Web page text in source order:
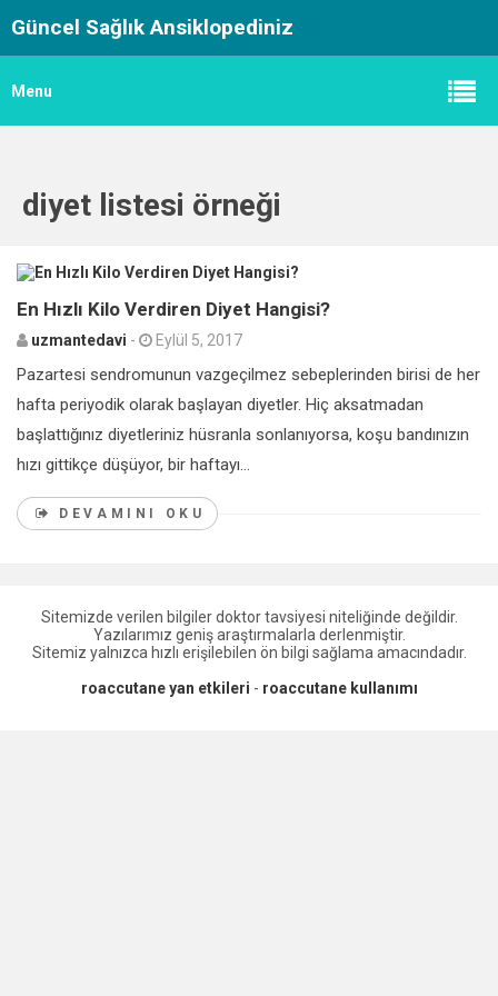
Güncel Sağlık Ansiklopediniz
Menu
diyet listesi örneği
En Hızlı Kilo Verdiren Diyet Hangisi?
uzmantedavi - Eylül 5, 2017
Pazartesi sendromunun vazgeçilmez sebeplerinden birisi de her
hafta periyodik olarak başlayan diyetler. Hiç aksatmadan
başlattığınız diyetleriniz hüsranla sonlanıyorsa, koşu bandınızın
hızı gittikçe düşüyor, bir haftayı...
DEVAMINI OKU
Sitemizde verilen bilgiler doktor tavsiyesi niteliğinde değildir.
Yazılarımız geniş araştırmalarla derlenmiştir.
Sitemiz yalnızca hızlı erişilebilen ön bilgi sağlama amacındadır.
roaccutane yan etkileri - roaccutane kullanımı